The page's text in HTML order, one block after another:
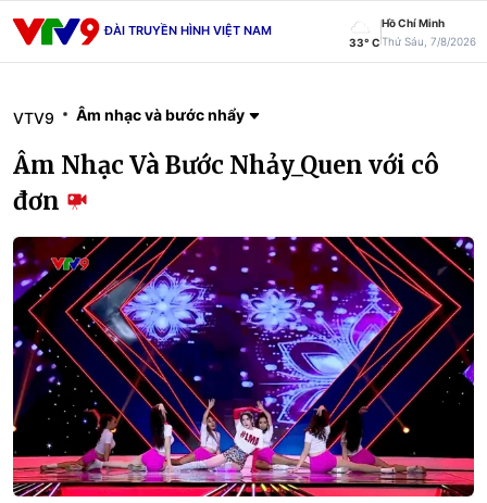
ĐÀI TRUYỀN HÌNH VIỆT NAM
33° C
Hồ Chí Minh
Thứ Sáu, 7/8/2026
VTV9 Âm nhạc và bước nhẩy
Âm Nhạc Và Bước Nhảy_Quen với cô
đơn